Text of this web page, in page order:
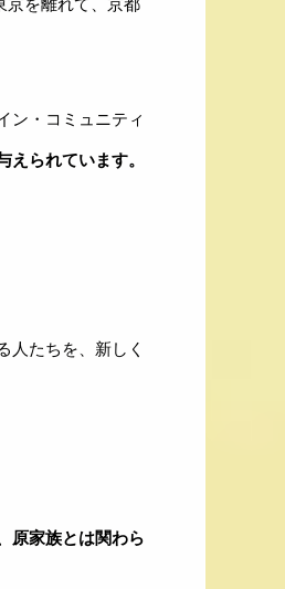
京を離れて、京都
ン・コミュニティ
られています。
人たちを、新しく
原家族とは関わら